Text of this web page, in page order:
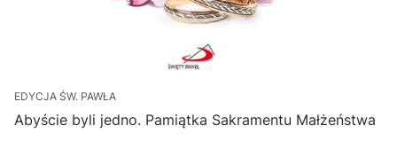
EDYCJA ŚW. PAWŁA
Abyście byli jedno. Pamiątka Sakramentu Małżeństwa